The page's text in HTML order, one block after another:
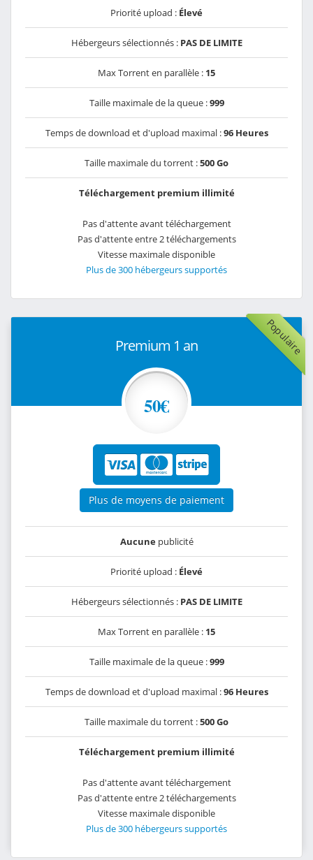
Priorité upload : Élevé
Hébergeurs sélectionnés : PAS DE LIMITE
Max Torrent en parallèle : 15
Taille maximale de la queue :999
Temps de download et d'upload maximal :96 Heures
Taille maximale du torrent :500 Go
Téléchargement premium illimité
Pas d'attente avant téléchargement
Pas d'attente entre 2 téléchargements
Vitesse maximale disponible
Plus de 300 hébergeurs supportés
Populaire
Premium 1 an
50€
Plus de moyens de paiement
Aucunepublicité
Priorité upload : Élevé
Hébergeurs sélectionnés : PAS DE LIMITE
Max Torrent en parallèle : 15
Taille maximale de la queue :999
Temps de download et d'upload maximal :96 Heures
Taille maximale du torrent :500 Go
Téléchargement premium illimité
Pas d'attente avant téléchargement
Pas d'attente entre 2 téléchargements
Vitesse maximale disponible
Plus de 300 hébergeurs supportés